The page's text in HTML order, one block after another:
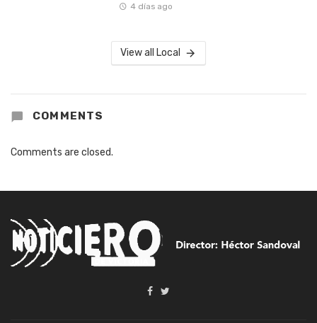
4 días ago
View all Local
COMMENTS
Comments are closed.